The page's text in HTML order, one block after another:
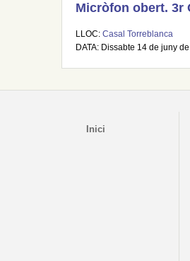
Micròfon obert. 3r
LLOC: Casal Torreblanca
DATA: Dissabte 14 de juny
Inici